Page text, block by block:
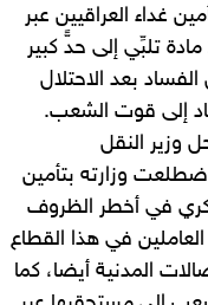
غداء العراقيين عبر
سلة مليئة بمفردات غنية تصل إلى 20 مادة تلبِّي إلى حدٍّ كبير
بعد الاحتلال
وزير النقل
وزارته بتأمين
في أخطر الظروف
في هذا القطاع
المدنية أيضا، كما